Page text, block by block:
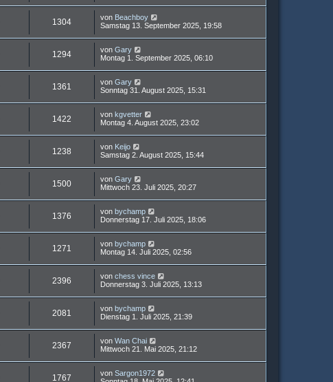
1304 von Beachboy
Samstag 13. September 2025, 19:58
1294 von Gary
Montag 1. September 2025, 06:10
1361 von Gary
Sonntag 31. August 2025, 15:31
1422 von kgvetter
Montag 4. August 2025, 23:02
1238 von Keijo
Samstag 2. August 2025, 15:44
1500 von Gary
Mittwoch 23. Juli 2025, 20:27
1376 von bychamp
Donnerstag 17. Juli 2025, 18:06
1271 von bychamp
Montag 14. Juli 2025, 02:56
2396 von chess vince
Donnerstag 3. Juli 2025, 13:13
2081 von bychamp
Dienstag 1. Juli 2025, 21:39
2367 von Wan Chai
Mittwoch 21. Mai 2025, 21:12
1767 von Sargon1972